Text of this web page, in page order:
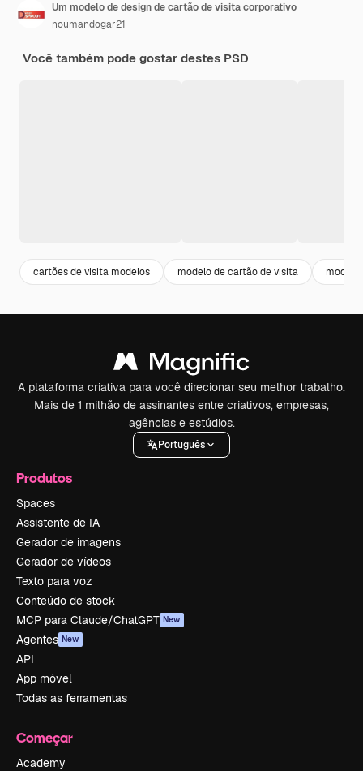
Um modelo de design de cartão de visita corporativo
noumandogar21
Você também pode gostar destes PSD
cartões de visita modelos modelo de cartão de visita modelo
A plataforma criativa para você direcionar seu melhor trabalho.
Mais de 1 milhão de assinantes entre criativos, empresas,
agências e estúdios.
Português
Produtos
Spaces
Assistente de IA
Gerador de imagens
Gerador de vídeos
Texto para voz
Conteúdo de stock
MCP para Claude/ChatGPT New
Agentes New
API
App móvel
Todas as ferramentas
Começar
Academy